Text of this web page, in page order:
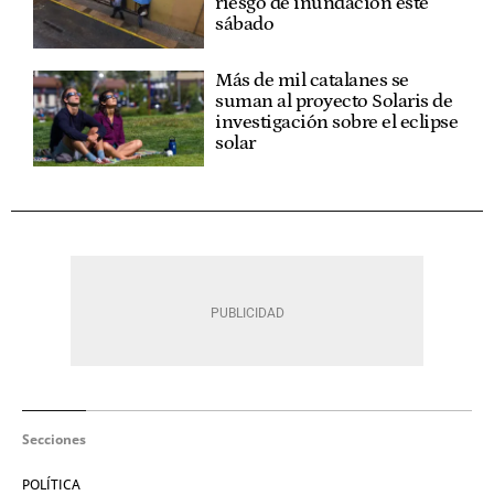
sábado
Más de mil catalanes se
suman al proyecto Solaris de
investigación sobre el eclipse
solar
Secciones
POLÍTICA